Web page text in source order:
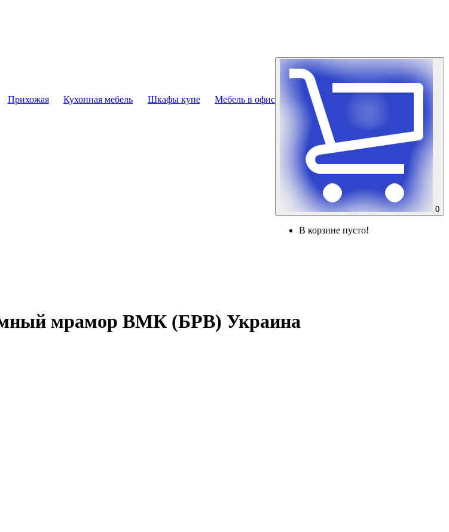
0
В корзине пусто!
Прихожая Кухонная мебель Шкафы купе Мебель в офис
мрамор ВМК (БРВ) Украина